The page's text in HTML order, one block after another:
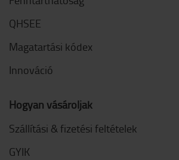
QHSEE
Magatartási kódex
Innováció
Hogyan vásároljak
Szállítási & fizetési feltételek
GYIK